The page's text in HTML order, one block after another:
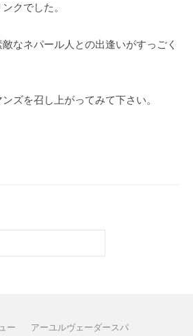
クでした。
なネパール人との出逢いがすっごく
ズを召し上がってみて下さい。
ー アーユルヴェーダースパ